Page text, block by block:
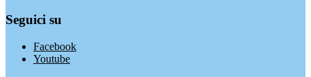
Seguici su
Facebook
Youtube